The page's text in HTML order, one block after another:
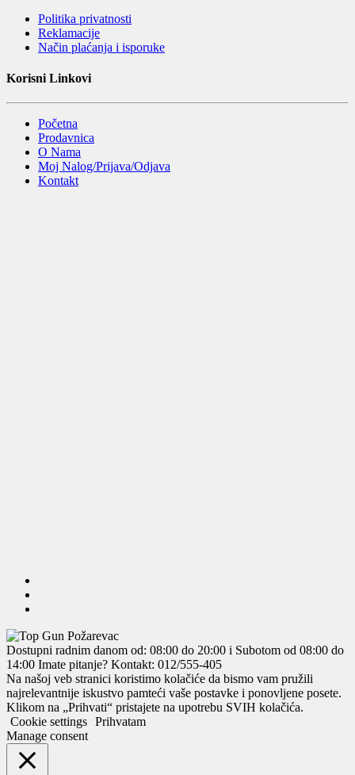
Politika privatnosti
Reklamacije
Način plaćanja i isporuke
Korisni Linkovi
Početna
Prodavnica
O Nama
Moj Nalog/Prijava/Odjava
Kontakt
Dostupni radnim danom od: 08:00 do 20:00 i Subotom od 08:00 do
14:00 Imate pitanje? Kontakt: 012/555-405
Na našoj veb stranici koristimo kolačiće da bismo vam pružili
najrelevantnije iskustvo pamteći vaše postavke i ponovljene posete.
Klikom na „Prihvati“ pristajete na upotrebu SVIH kolačića.
Cookie settings Prihvatam
Manage consent